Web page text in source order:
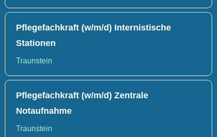
Pflegefachkraft (w/m/d) Internistische
Stationen
Traunstein
Pflegefachkraft (w/m/d) Zentrale
Notaufnahme
Traunstein